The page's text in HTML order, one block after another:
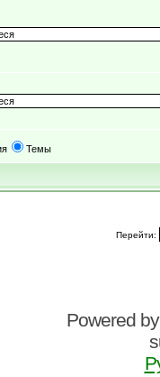
Темы
Перейти:
Powered